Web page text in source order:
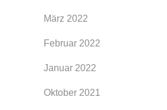
März 2022
Februar 2022
Januar 2022
Oktober 2021